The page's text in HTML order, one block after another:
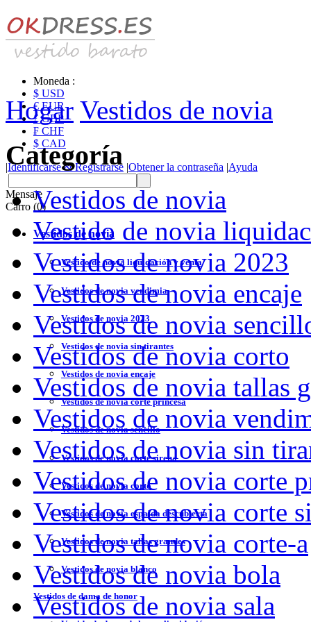
Moneda :
$ USD
€ EUR
£ GBP
₣ CHF
$ CAD
|Identificarse & Registrarse |Obtener la contraseña |Ayuda
Mensaje
Carro (0)
Vestidos de novia
Vestido de novia liquidación y venta
Vestidos de novia vendimia
Vestidos de novia 2023
Vestidos de novia sin tirantes
Vestidos de novia encaje
Vestidos de novia corte princesa
Vestidos de novia sencillo
Vestidos de novia corte sirena
Vestidos de novia corto
Vestidos de novia espalda descubierta
Vestidos de novia tallas grandes
Vestidos de novia blanco
Vestidos de dama de honor
Hogar Vestidos de novia
Categoría
Vestidos de novia
Vestido de novia
Vestidos de novia 2023
Vestidos de novia encaje
Vestidos de novia
Vestidos de novia corto
Vestidos de novia tallas
Vestidos de novia
Vestidos de novia sin
Vestidos de novia corte
Vestidos de novia corte
Vestidos de novia corte-a
Vestidos de novia bola
Vestidos de novia sala